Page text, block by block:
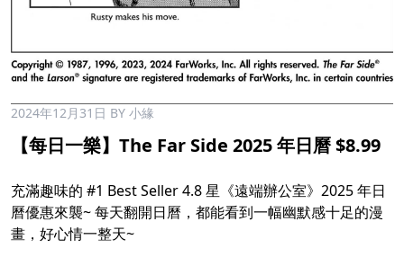
2024年12月31日 BY 小緣
【每日一樂】The Far Side 2025 年日曆 $8.99
充滿趣味的 #1 Best Seller 4.8 星《遠端辦公室》2025 年日
曆優惠來襲~ 每天翻開日曆，都能看到一幅幽默感十足的漫
畫，好心情一整天~